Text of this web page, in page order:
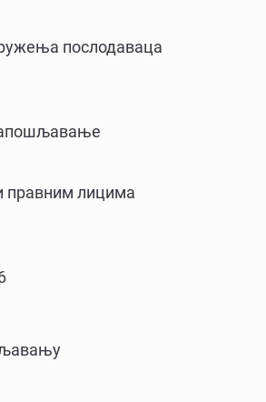
послодаваца
правним лицима